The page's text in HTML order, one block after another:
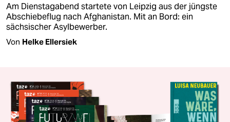
Am Dienstagabend startete von Leipzig aus der jüngste
Abschiebeflug nach Afghanistan. Mit an Bord: ein
sächsischer Asylbewerber.
Von Helke Ellersiek